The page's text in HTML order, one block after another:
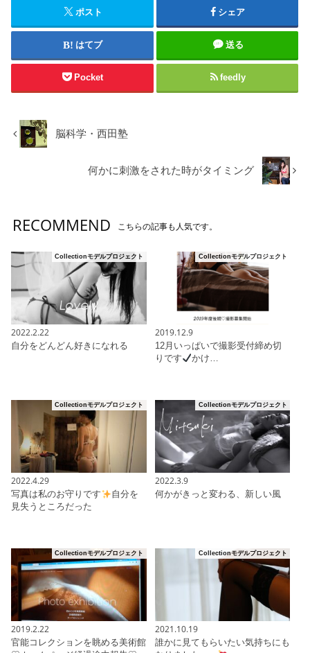
ポスト シェア
はてブ 送る
Pocket feedly
脳科学・西田塾
何かに刺激をされた時がタイミング
RECOMMEND こちらの記事も人気です。
Collectionモデルプロジェクト
2022.2.22
自分をどんどん好きになれる
Collectionモデルプロジェクト
2019.12.9
12月いっぱいで撮影受付締め切
りです
かけ…
Collectionモデルプロジェクト
2022.4.29
写真は私のお守りです
自分を
見失うところだった
Collectionモデルプロジェクト
2022.3.9
何かがきっと変わる、新しい風
Collectionモデルプロジェクト
2019.2.22
官能コレクションを眺める美術館
Collectionモデルプロジェクト
2021.10.19
誰かに見てもらいたい気持ちにも